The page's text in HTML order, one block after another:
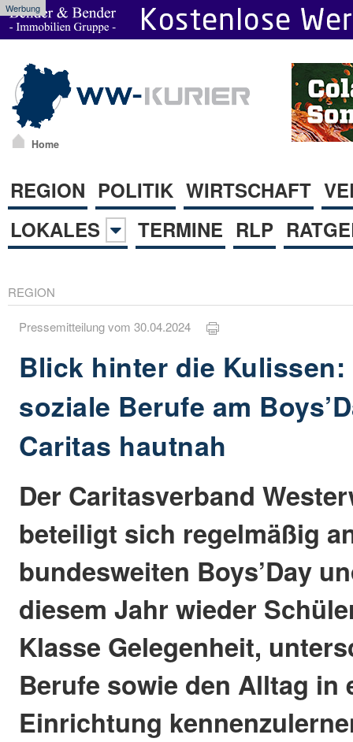
Werbung
Home
REGION POLITIK WIRTSCHAFT
LOKALES
TERMINE RLP
REGION
Pressemitteilung vom 30.04.2024
Blick hinter die
soziale Berufe am
Caritas hautnah
Der Caritasverband
beteiligt sich regelmäßig
bundesweiten Boys’Day
diesem Jahr wieder
Klasse Gelegenheit,
Berufe sowie den Alltag in
Einrichtung